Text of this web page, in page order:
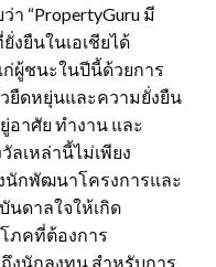
า “PropertyGuru มี
ยืนในเอเชียได้
ผู้ชนะในปีนี้ด้วยการ
ยืดหยุ่นและความยั่งยืน
าศัย ทำงาน และ
ลเหล่านี้ไม่เพียง
นักพัฒนาโครงการและ
นดาลใจให้เกิด
ภคที่ต้องการ
งนักลงทุน สำหรับการ